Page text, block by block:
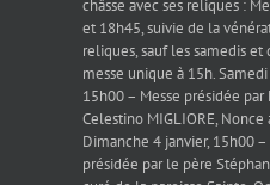
châsse avec ses reliques :
et 18h45, suivie de la
reliques, sauf les samedis et
messe unique à 15h.
15h00 – Messe présidée par
Celestino MIGLIORE,
Dimanche 4 janvier, 15h00 –
présidée par le père